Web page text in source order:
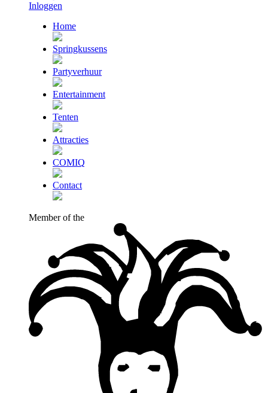
Inloggen
Home
Springkussens
Partyverhuur
Entertainment
Tenten
Attracties
COMIQ
Contact
Member of the